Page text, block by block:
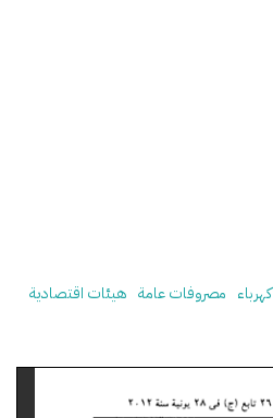
كهرباء مصروفات عامة هيئات اقتصادية